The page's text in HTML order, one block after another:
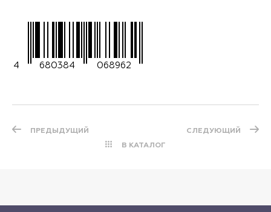
4 680384 068962
ПРЕДЫДУЩИЙ
В КАТАЛОГ
СЛЕДУЮЩИЙ